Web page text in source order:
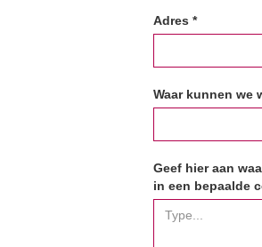
Adres *
Waar kunnen we
Geef hier aan
in een bepaalde